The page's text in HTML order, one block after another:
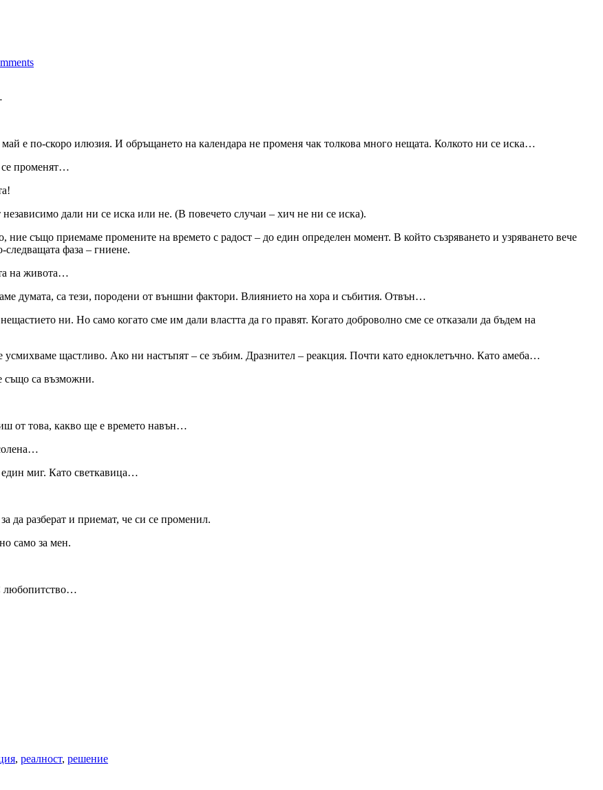
май е по-скоро илюзия. И обръщането на календара не променя чак толкова много нещата. Колкото ни се иска…
се променят…
дали ни се иска или не. (В повечето случаи – хич не ни се иска).
също приемаме промените на времето с радост – до един определен момент. В който съзряването и узряването вече
фаза – гниене.
на живота…
думата, са тези, породени от външни фактори. Влиянието на хора и събития. Отвън…
ни. Но само когато сме им дали властта да го правят. Когато доброволно сме се отказали да бъдем на
усмихваме щастливо. Ако ни настъпят – се зъбим. Дразнител – реакция. Почти като едноклетъчно. Като амеба…
също са възможни.
от това, какво ще е времето навън…
миг. Като светкавица…
да разберат и приемат, че си се променил.
само за мен.
любопитство…
, реалност, решение